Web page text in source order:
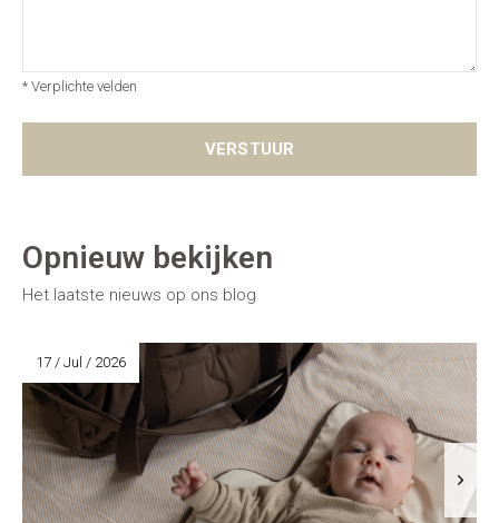
* Verplichte velden
VERSTUUR
Opnieuw bekijken
Het laatste nieuws op ons blog
17 / Jul / 2026